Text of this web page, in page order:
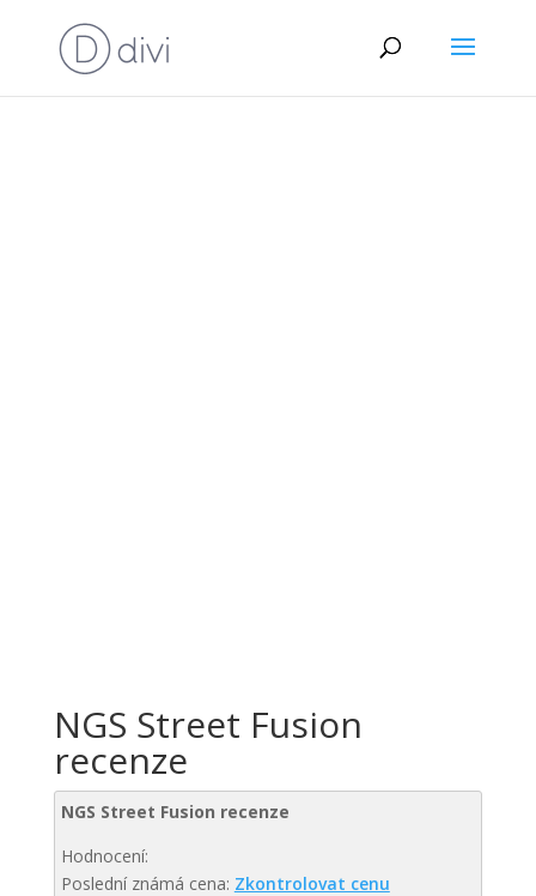
NGS Street Fusion
recenze
NGS Street Fusion recenze
Hodnocení:
Poslední známá cena: Zkontrolovat cenu